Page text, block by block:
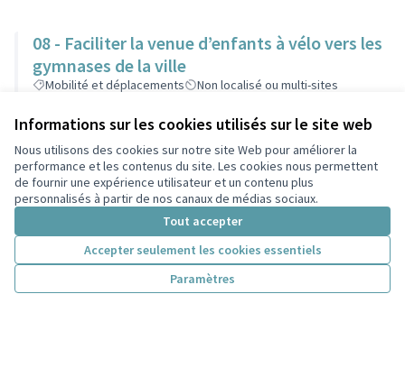
Informations sur les cookies utilisés sur le site web
Nous utilisons des cookies sur notre site Web pour améliorer la
performance et les contenus du site. Les cookies nous permettent
de fournir une expérience utilisateur et un contenu plus
personnalisés à partir de nos canaux de médias sociaux.
Tout accepter
Accepter seulement les cookies essentiels
Paramètres
08 - Faciliter la venue d’enfants à vélo vers les
gymnases de la ville
Mobilité et déplacements Non localisé ou multi-sites
60 000 €
09 - Des promenades en triporteur pour les
personnes âgées
Santé, inclusion et solidarité Non localisé ou multi-sites
13 500 €